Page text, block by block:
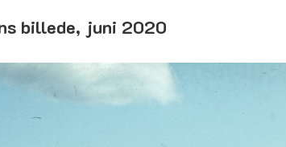
billede, juni 2020